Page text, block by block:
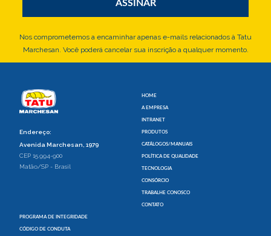
Nos comprometemos a encaminhar apenas e-mails relacionados à Tatu
Marchesan. Você poderá cancelar sua inscrição a qualquer momento.
Endereço:
Avenida Marchesan, 1979
CEP 15.994-900
Matão/SP - Brasil
HOME
A EMPRESA
INTRANET
PRODUTOS
CATÁLOGOS/MANUAIS
POLÍTICA DE QUALIDADE
TECNOLOGIA
CONSÓRCIO
TRABALHE CONOSCO
CONTATO
PROGRAMA DE INTEGRIDADE
CÓDIGO DE CONDUTA